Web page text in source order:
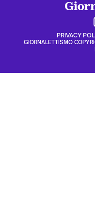
PRIVACY
GIORNALETTISMO